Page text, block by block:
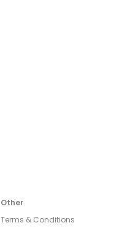
Other
Terms & Conditions